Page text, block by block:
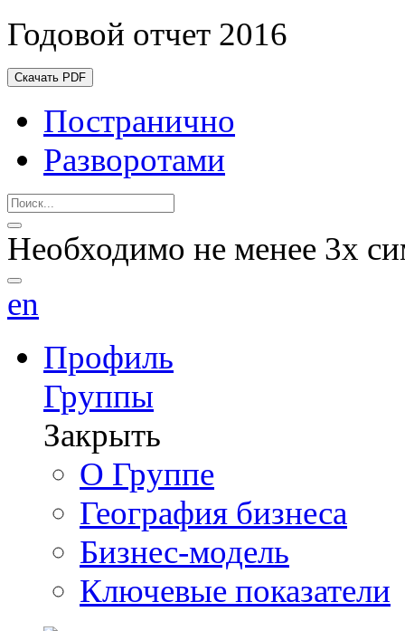
Годовой отчет 2016
Скачать PDF
Постранично
Разворотами
Необходимо не менее 3х
en
Профиль
Группы
Закрыть
О Группе
География бизнеса
Бизнес-модель
Ключевые показатели